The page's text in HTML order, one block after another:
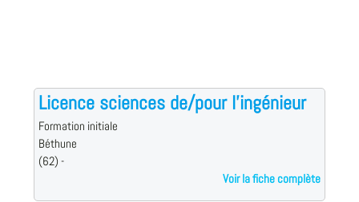
Licence sciences de/pour l'ingénieur
Formation initiale
Béthune
(62) -
Voir la fiche complète